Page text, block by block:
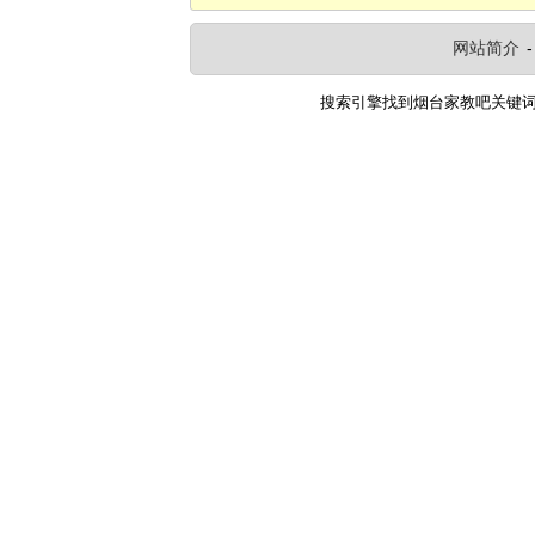
网站简介
搜索引擎找到 烟台家教吧关键